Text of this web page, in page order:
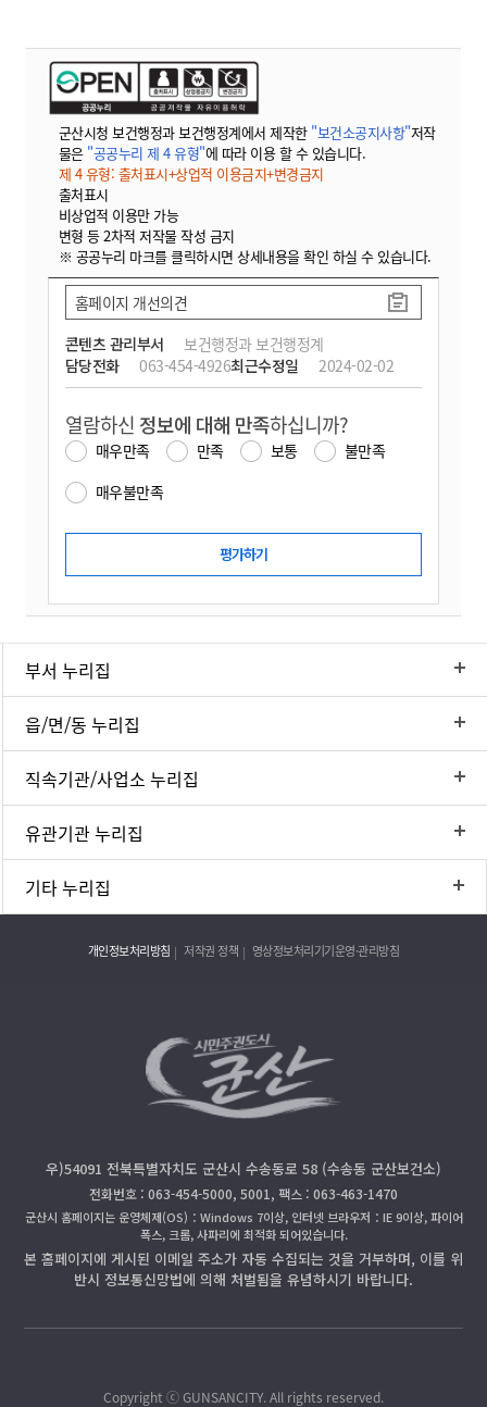
군산시청 보건행정과 보건행정계에서 제작한 "보건소공지사항"저작
물은 "공공누리 제 4 유형"에 따라 이용 할 수 있습니다.
제 4 유형: 출처표시+상업적 이용금지+변경금지
출처표시
비상업적 이용만 가능
변형 등 2차적 저작물 작성 금지
※ 공공누리 마크를 클릭하시면 상세내용을 확인 하실 수 있습니다.
콘텐츠 관리부서
보건행정과 보건행정계
담당전화
063-454-4926최근수정일 2024-02-02
홈페이지 개선의견
열람하신 정보에 대해 만족하십니까?
매우만족 만족 보통
불만족
매우불만족
부서 누리집
읍/면/동 누리집
직속기관/사업소 누리집
유관기관 누리집
기타 누리집
개인정보처리방침 저작권 정책 영상정보처리기기운영·관리방침
우)54091 전북특별자치도 군산시 수송동로 58 (수송동 군산보건소)
전화번호 : 063-454-5000, 5001, 팩스 : 063-463-1470
군산시 홈페이지는 운영체제(OS)：Windows 7이상, 인터넷 브라우저：IE 9이상, 파이어
폭스, 크롬, 사파리에 최적화 되어있습니다.
본 홈페이지에 게시된 이메일 주소가 자동 수집되는 것을 거부하며, 이를 위
반시 정보통신망법에 의해 처벌됨을 유념하시기 바랍니다.
Copyright ⓒ GUNSANCITY. All rights reserved.